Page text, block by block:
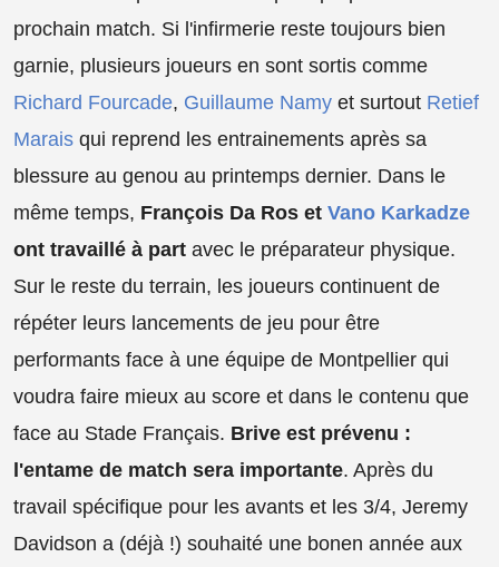
prochain match. Si l'infirmerie reste toujours bien
garnie, plusieurs joueurs en sont sortis comme
Richard Fourcade, Guillaume Namy et surtout Retief
Marais qui reprend les entrainements après sa
blessure au genou au printemps dernier. Dans le
même temps, François Da Ros et Vano Karkadze
ont travaillé à part avec le préparateur physique.
Sur le reste du terrain, les joueurs continuent de
répéter leurs lancements de jeu pour être
performants face à une équipe de Montpellier qui
voudra faire mieux au score et dans le contenu que
face au Stade Français. Brive est prévenu :
l'entame de match sera importante. Après du
travail spécifique pour les avants et les 3/4, Jeremy
Davidson a (déjà !) souhaité une bonen année aux